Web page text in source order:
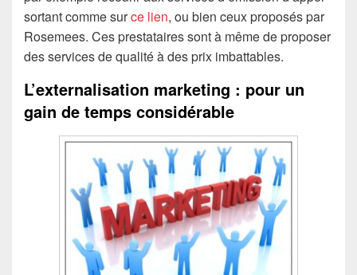
sortant comme surce lien, ou bien ceux proposés par
Rosemees. Ces prestataires sont à même de proposer
des services de qualité à des prix imbattables.
L’externalisation marketing : pour un
gain de temps considérable